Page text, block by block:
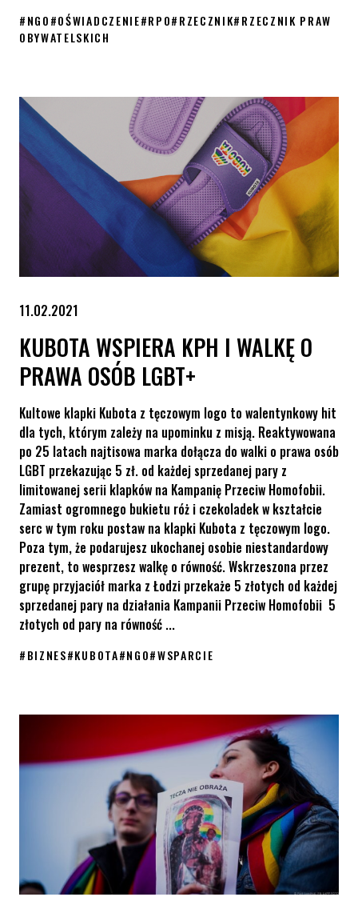
#NGO#OŚWIADCZENIE#RPO#RZECZNIK#RZECZNIK PRAW
OBYWATELSKICH
11.02.2021
KUBOTA WSPIERA KPH I WALKĘ O
PRAWA OSÓB LGBT+
Kultowe klapki Kubota z tęczowym logo to walentynkowy hit
dla tych, którym zależy na upominku z misją. Reaktywowana
po 25 latach najtisowa marka dołącza do walki o prawa osób
LGBT przekazując 5 zł. od każdej sprzedanej pary z
limitowanej serii klapków na Kampanię Przeciw Homofobii.
Zamiast ogromnego bukietu róż i czekoladek w kształcie
serc w tym roku postaw na klapki Kubota z tęczowym logo.
Poza tym, że podarujesz ukochanej osobie niestandardowy
prezent, to wesprzesz walkę o równość. Wskrzeszona przez
grupę przyjaciół marka z Łodzi przekaże 5 złotych od każdej
sprzedanej pary na działania Kampanii Przeciw Homofobii 5
złotych od pary na równość ...
#BIZNES#KUBOTA#NGO#WSPARCIE